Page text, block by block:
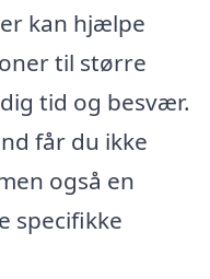
kan hjælpe
til større
tid og besvær.
får du ikke
også en
specifikke